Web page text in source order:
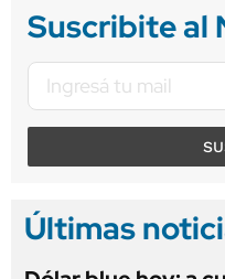
Suscribite al
Últimas